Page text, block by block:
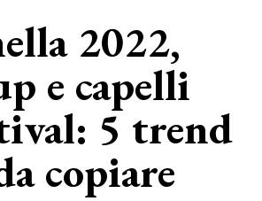
2022,
e capelli
5 trend
copiare